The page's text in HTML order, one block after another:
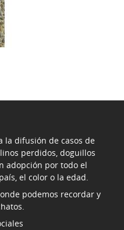
la difusión de casos de
perdidos, doguillos
adopción por todo el
el color o la edad.
podemos recordar y